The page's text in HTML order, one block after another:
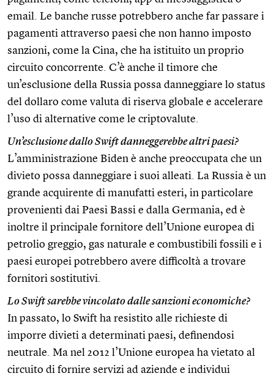
email. Le banche russe potrebbero anche far passare i
pagamenti attraverso paesi che non hanno imposto
sanzioni, come la Cina, che ha istituito un proprio
circuito concorrente. C’è anche il timore che
un’esclusione della Russia possa danneggiare lo status
del dollaro come valuta di riserva globale e accelerare
l’uso di alternative come le criptovalute.
Un’esclusione dallo Swift danneggerebbe altri paesi?
L’amministrazione Biden è anche preoccupata che un
divieto possa danneggiare i suoi alleati. La Russia è un
grande acquirente di manufatti esteri, in particolare
provenienti dai Paesi Bassi e dalla Germania, ed è
inoltre il principale fornitore dell’Unione europea di
petrolio greggio, gas naturale e combustibili fossili e i
paesi europei potrebbero avere difficoltà a trovare
fornitori sostitutivi.
Lo Swift sarebbe vincolato dalle sanzioni economiche?
In passato, lo Swift ha resistito alle richieste di
imporre divieti a determinati paesi, definendosi
neutrale. Ma nel 2012 l’Unione europea ha vietato al
circuito di fornire servizi ad aziende e individui